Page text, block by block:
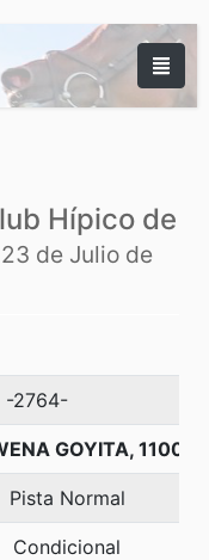
Hípico de
de Julio de
-2764-
GOYITA, 1100
Pista Normal
Condicional